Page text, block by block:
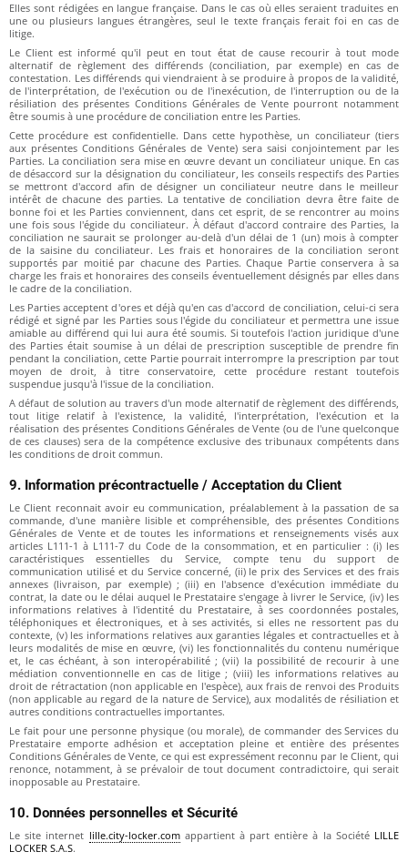
Elles sont rédigées en langue française. Dans le cas où elles seraient traduites en
une ou plusieurs langues étrangères, seul le texte français ferait foi en cas de
litige.
Le Client est informé qu'il peut en tout état de cause recourir à tout mode
alternatif de règlement des différends (conciliation, par exemple) en cas de
contestation. Les différends qui viendraient à se produire à propos de la validité,
de l'interprétation, de l'exécution ou de l'inexécution, de l'interruption ou de la
résiliation des présentes Conditions Générales de Vente pourront notamment
être soumis à une procédure de conciliation entre les Parties.
Cette procédure est confidentielle. Dans cette hypothèse, un conciliateur (tiers
aux présentes Conditions Générales de Vente) sera saisi conjointement par les
Parties. La conciliation sera mise en œuvre devant un conciliateur unique. En cas
de désaccord sur la désignation du conciliateur, les conseils respectifs des Parties
se mettront d'accord afin de désigner un conciliateur neutre dans le meilleur
intérêt de chacune des parties. La tentative de conciliation devra être faite de
bonne foi et les Parties conviennent, dans cet esprit, de se rencontrer au moins
une fois sous l'égide du conciliateur. À défaut d'accord contraire des Parties, la
conciliation ne saurait se prolonger au-delà d'un délai de 1 (un) mois à compter
de la saisine du conciliateur. Les frais et honoraires de la conciliation seront
supportés par moitié par chacune des Parties. Chaque Partie conservera à sa
charge les frais et honoraires des conseils éventuellement désignés par elles dans
le cadre de la conciliation.
Les Parties acceptent d'ores et déjà qu'en cas d'accord de conciliation, celui-ci sera
rédigé et signé par les Parties sous l'égide du conciliateur et permettra une issue
amiable au différend qui lui aura été soumis. Si toutefois l'action juridique d'une
des Parties était soumise à un délai de prescription susceptible de prendre fin
pendant la conciliation, cette Partie pourrait interrompre la prescription par tout
moyen de droit, à titre conservatoire, cette procédure restant toutefois
suspendue jusqu'à l'issue de la conciliation.
A défaut de solution au travers d'un mode alternatif de règlement des différends,
tout litige relatif à l'existence, la validité, l'interprétation, l'exécution et la
réalisation des présentes Conditions Générales de Vente (ou de l'une quelconque
de ces clauses) sera de la compétence exclusive des tribunaux compétents dans
les conditions de droit commun.
9. Information précontractuelle / Acceptation du Client
Le Client reconnait avoir eu communication, préalablement à la passation de sa
commande, d'une manière lisible et compréhensible, des présentes Conditions
Générales de Vente et de toutes les informations et renseignements visés aux
articles L111-1 à L111-7 du Code de la consommation, et en particulier : (i) les
caractéristiques essentielles du Service, compte tenu du support de
communication utilisé et du Service concerné, (ii) le prix des Services et des frais
annexes (livraison, par exemple) ; (iii) en l'absence d'exécution immédiate du
contrat, la date ou le délai auquel le Prestataire s'engage à livrer le Service, (iv) les
informations relatives à l'identité du Prestataire, à ses coordonnées postales,
téléphoniques et électroniques, et à ses activités, si elles ne ressortent pas du
contexte, (v) les informations relatives aux garanties légales et contractuelles et à
leurs modalités de mise en œuvre, (vi) les fonctionnalités du contenu numérique
et, le cas échéant, à son interopérabilité ; (vii) la possibilité de recourir à une
médiation conventionnelle en cas de litige ; (viii) les informations relatives au
droit de rétractation (non applicable en l'espèce), aux frais de renvoi des Produits
(non applicable au regard de la nature de Service), aux modalités de résiliation et
autres conditions contractuelles importantes.
Le fait pour une personne physique (ou morale), de commander des Services du
Prestataire emporte adhésion et acceptation pleine et entière des présentes
Conditions Générales de Vente, ce qui est expressément reconnu par le Client, qui
renonce, notamment, à se prévaloir de tout document contradictoire, qui serait
inopposable au Prestataire.
10. Données personnelles et Sécurité
Le site internet lille.city-locker.comappartient à part entière à la Société LILLE
LOCKER S.A.S.